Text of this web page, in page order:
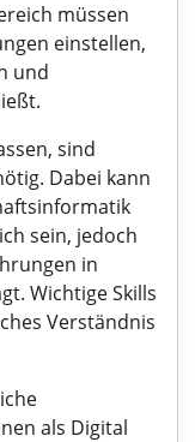
müssen
einstellen,
und
sind
Dabei kann
sein, jedoch
in
Wichtige Skills
Verständnis
als Digital